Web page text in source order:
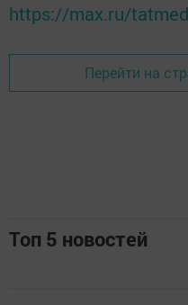
https://max.ru/
Перейти на
Топ 5 новостей